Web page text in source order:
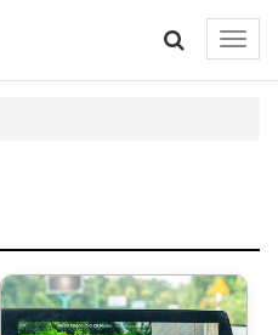
Toggle